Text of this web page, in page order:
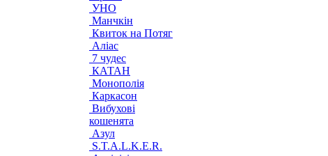
УНО
Манчкін
Квиток на Потяг
Аліас
7 чудес
КАТАН
Монополія
Каркасон
Вибухові
кошенята
Азул
S.T.A.L.K.E.R.